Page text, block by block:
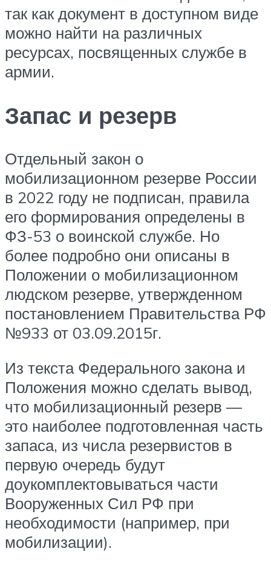
так как документ в доступном виде
можно найти на различных
ресурсах, посвященных службе в
армии.
Запас и резерв
Отдельный закон о
мобилизационном резерве России
в 2022 году не подписан, правила
его формирования определены в
ФЗ-53 о воинской службе. Но
более подробно они описаны в
Положении о мобилизационном
людском резерве, утвержденном
постановлением Правительства РФ
№933 от 03.09.2015г.
Из текста Федерального закона и
Положения можно сделать вывод,
что мобилизационный резерв —
это наиболее подготовленная часть
запаса, из числа резервистов в
первую очередь будут
доукомплектовываться части
Вооруженных Сил РФ при
необходимости (например, при
мобилизации).